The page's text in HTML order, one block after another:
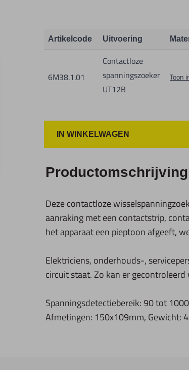
Artikelcode Uitvoering
6M38.1.01
Contactloze
spanningszoeker
UT12B
Toon
IN WINKELWAGEN
Productomschrijving
Deze contactloze
aanraking met een contactstrip,
het apparaat een pieptoon afgeeft,
Elektriciens, onderhouds-,
circuit staat. Zo kan er
Spanningsdetectiebereik: 90 tot 1000
Afmetingen: 150x109mm, Gewicht: